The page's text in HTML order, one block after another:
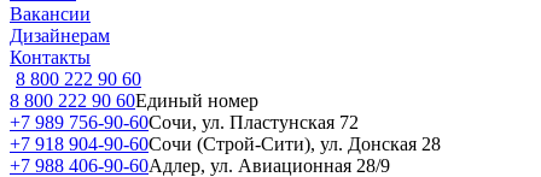
Вакансии
Дизайнерам
Контакты
8 800 222 90 60
8 800 222 90 60Единый номер
+7 989 756-90-60Сочи, ул. Пластунская 72
+7 918 904-90-60Сочи (Строй-Сити), ул. Донская 28
+7 988 406-90-60Адлер, ул. Авиационная 28/9